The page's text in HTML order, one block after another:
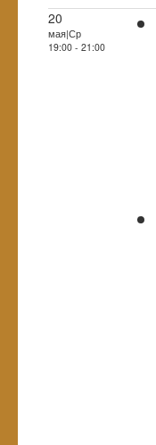
20
мая|Ср
19:00 - 21:00